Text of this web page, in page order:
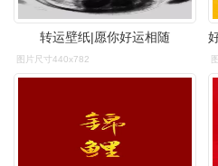
转运壁纸|愿你好运相随
图片尺寸440x782